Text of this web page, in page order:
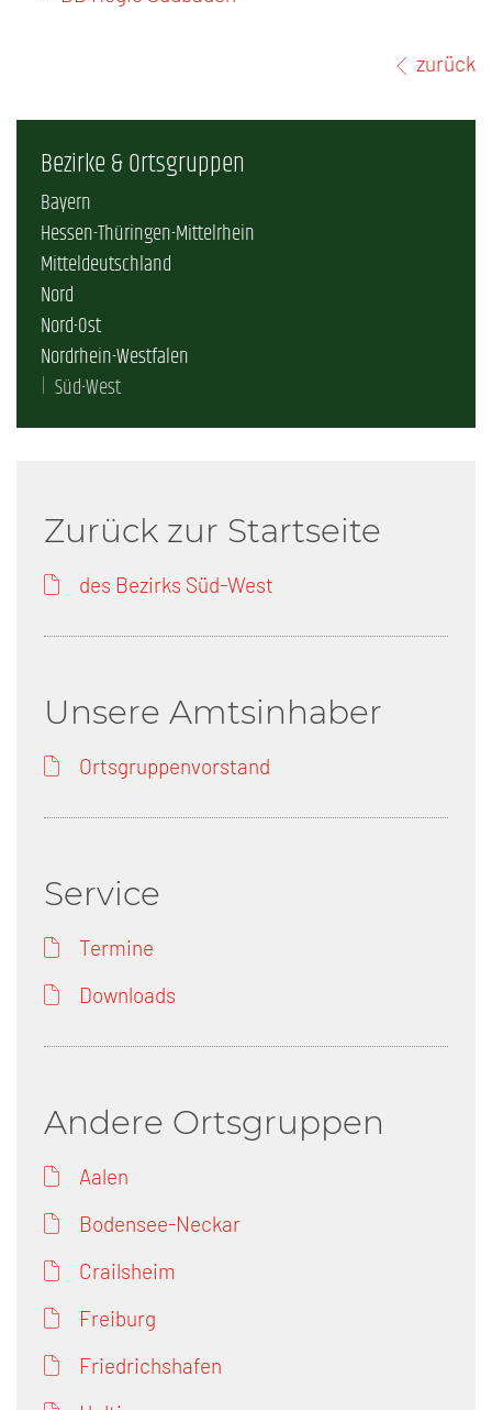
zurück
Bezirke & Ortsgruppen
Bayern
Hessen-Thüringen-Mittelrhein
Mitteldeutschland
Nord
Nord-Ost
Nordrhein-Westfalen
Süd-West
Zurück zur Startseite
des Bezirks Süd-West
Unsere Amtsinhaber
Ortsgruppenvorstand
Service
Termine
Downloads
Andere Ortsgruppen
Aalen
Bodensee-Neckar
Crailsheim
Freiburg
Friedrichshafen